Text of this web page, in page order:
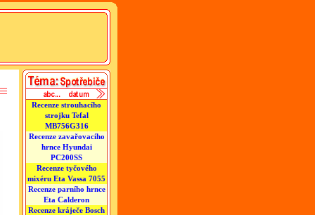
Recenze strouhacího
strojku Tefal
MB756G316
Recenze zavařovacího
hrnce Hyundai
PC200SS
Recenze tyčového
mixéru Eta Vassa 7055
Recenze parního hrnce
Eta Calderon
Recenze kráječe Bosch